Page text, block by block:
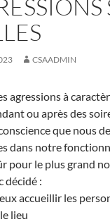
CSAADMIN
agressions à
ou après des
que nous
dans notre
pour le plus grand
décidé :
accueillir les
lieu